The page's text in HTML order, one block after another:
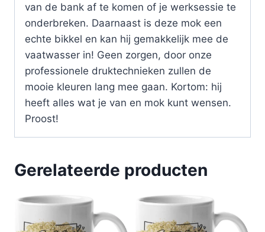
van de bank af te komen of je werksessie te
onderbreken. Daarnaast is deze mok een
echte bikkel en kan hij gemakkelijk mee de
vaatwasser in! Geen zorgen, door onze
professionele druktechnieken zullen de
mooie kleuren lang mee gaan. Kortom: hij
heeft alles wat je van en mok kunt wensen.
Proost!
Gerelateerde producten